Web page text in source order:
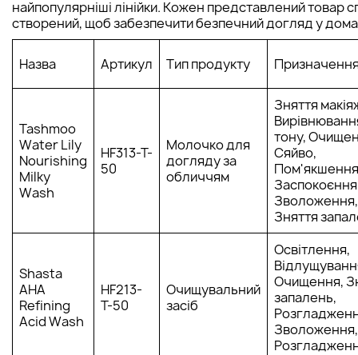
найпопулярніші лінійки. Кожен представлений товар
створений, щоб забезпечити безпечний догляд у
Назва Артикул Тип продукту
Tashmoo
Water Lily
Nourishing
Milky
Wash
HF313-T-
50
Молочко для
догляду за
обличчям
Зняття
тону,
Сяйво,
Зволоження,
Зняття
Shasta
AHA
Refining
Acid Wash
HF213-
T-50
Очищувальний
засіб
Освітлення,
Очищення,
запалень,
Зволоження,